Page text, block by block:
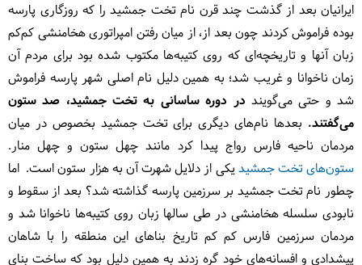
ایرانیان بعد از گذشت چند قرن نام تخت جمشید را که روزگاری پارسه
بوده فراموش کردند چون بعد از، از میان رفتن امپراتوری هخامنشی کم‌کم
زبان آنها و تاریخچه‌ای که روی کتیبه‌ها مکتوب شده بود برای مردم آن
زمان ناخوانا و غریب شد؛ به همین دلیل نام اصلی شهر پارسه فراموش
شد و حتی می‌گویند در دوره ساسانی به تخت جمشید، صد ستون
می‌گفتند. بعدها نام‌های دیگری برای تخت جمشید بخصوص در میان
مردمان ناحیه فارس رواج پیدا کرد مانند چهل ستون و چهل منار.
ستون‌های تخت جمشیدیکی از دلایل شهرت آن به هزار ستون است. اما
چطور نام تخت جمشید بر سرزمین پارسه گذاشته شد؟ بعد از سقوط و
نابودی سلسله هخامنشی در طی سالها زبان روی کتیبه‌ها ناخوانا شد و
مردمان سرزمین فارس کم کم تاریخ بناهای این منطقه را با شاهان
پیشدادی و افسانه‌های خود گره زدند به همین دلیل بود که ساخت بنای